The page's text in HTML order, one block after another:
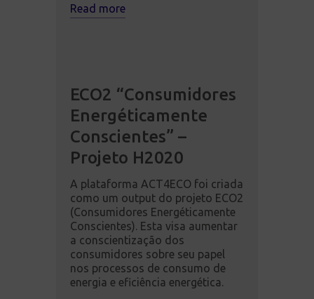
Read more
ECO2 “Consumidores
Energéticamente
Conscientes” –
Projeto H2020
A plataforma ACT4ECO foi criada
como um output do projeto ECO2
(Consumidores Energéticamente
Conscientes). Esta visa aumentar
a conscientização dos
consumidores sobre seu papel
nos processos de consumo de
energia e eficiência energética.